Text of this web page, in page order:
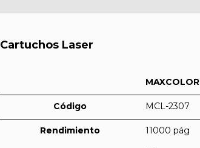
Cartuchos Laser
MAXCOLOR
Código MCL-2307
Rendimiento 11000 pág